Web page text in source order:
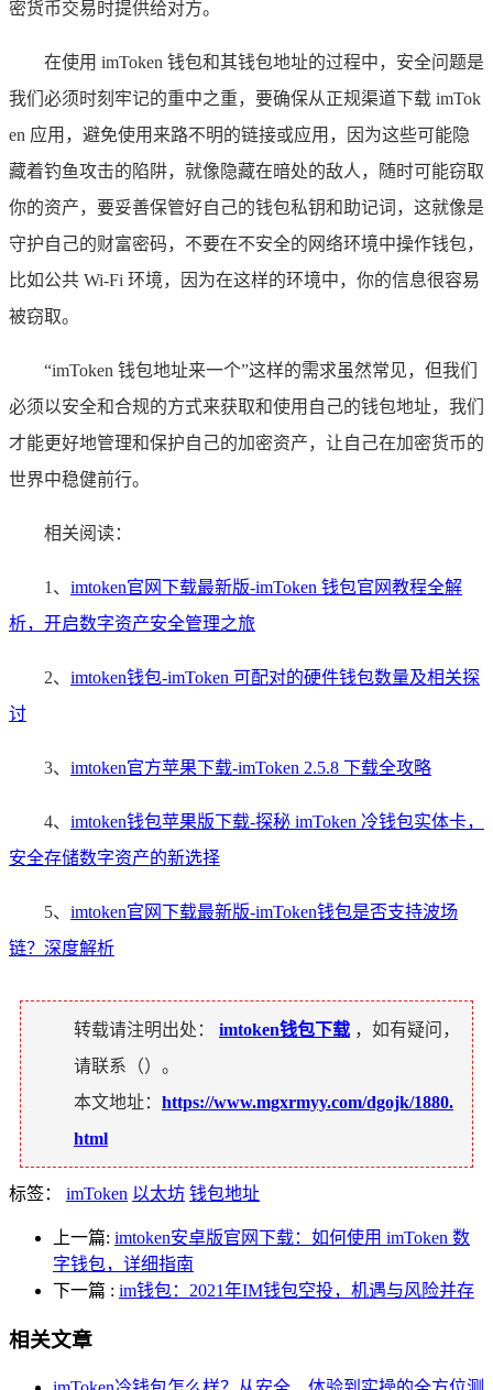
密货币交易时提供给对方。
在使用 imToken 钱包和其钱包地址的过程中，安全问题是
我们必须时刻牢记的重中之重，要确保从正规渠道下载 imTok
en 应用，避免使用来路不明的链接或应用，因为这些可能隐
藏着钓鱼攻击的陷阱，就像隐藏在暗处的敌人，随时可能窃取
你的资产，要妥善保管好自己的钱包私钥和助记词，这就像是
守护自己的财富密码，不要在不安全的网络环境中操作钱包，
比如公共 Wi-Fi 环境，因为在这样的环境中，你的信息很容易
被窃取。
“imToken 钱包地址来一个”这样的需求虽然常见，但我们
必须以安全和合规的方式来获取和使用自己的钱包地址，我们
才能更好地管理和保护自己的加密资产，让自己在加密货币的
世界中稳健前行。
相关阅读：
1、 imtoken官网下载最新版-imToken 钱包官网教程全解
析，开启数字资产安全管理之旅
2、 imtoken钱包-imToken 可配对的硬件钱包数量及相关探
讨
3、 imtoken官方苹果下载-imToken 2.5.8 下载全攻略
4、 imtoken钱包苹果版下载-探秘 imToken 冷钱包实体卡，
安全存储数字资产的新选择
5、 imtoken官网下载最新版-imToken钱包是否支持波场
链？深度解析
转载请注明出处： imtoken钱包下载 ，如有疑问，
请联系（）。
本文地址： https://www.mgxrmyy.com/dgojk/1880.
html
标签： imToken 以太坊 钱包地址
上一篇: imtoken安卓版官网下载：如何使用 imToken 数
字钱包，详细指南
下一篇 : im钱包：2021年IM钱包空投，机遇与风险并存
相关文章